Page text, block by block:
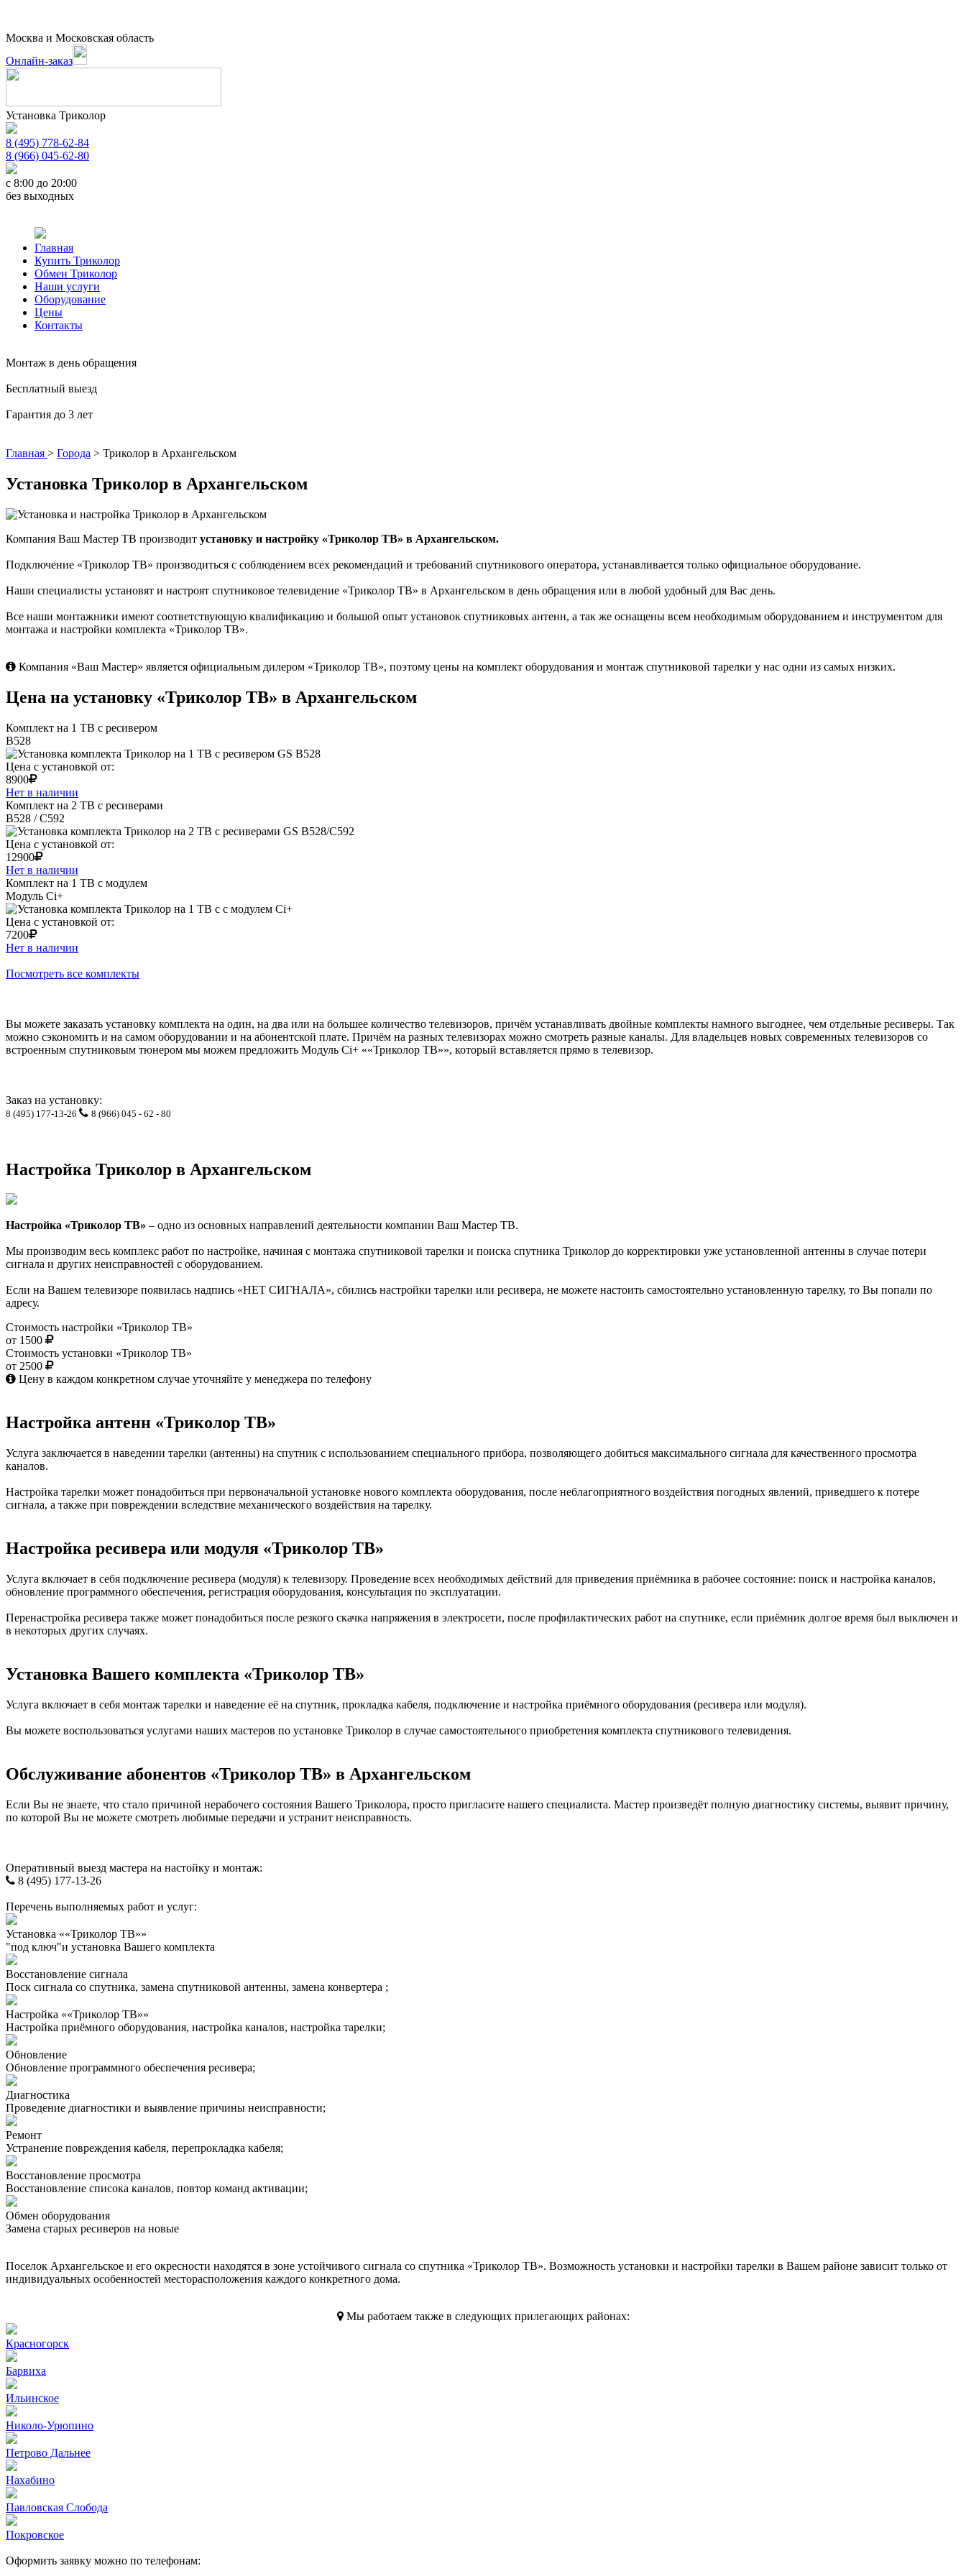
Москва и Московская область
Онлайн-заказ
Установка Триколор
8 (495) 778-62-84
8 (966) 045-62-80
c 8:00 до 20:00
без выходных
Главная
Купить Триколор
Обмен Триколор
Наши услуги
Оборудование
Цены
Контакты
Монтаж в день обращения
Бесплатный выезд
Гарантия до 3 лет
Главная > Города > Триколор в Архангельском
Установка Триколор в Архангельском
Компания Ваш Мастер ТВ производит установку и настройку «Триколор ТВ» в Архангельском.
Подключение «Триколор ТВ» производиться с соблюдением всех рекомендаций и требований спутникового оператора, устанавливается только официальное оборудование.
Наши специалисты установят и настроят спутниковое телевидение «Триколор ТВ» в Архангельском в день обращения или в любой удобный для Вас день.
Все наши монтажники имеют соответствующую квалификацию и большой опыт установок спутниковых антенн, а так же оснащены всем необходимым оборудованием и инструментом для
монтажа и настройки комплекта «Триколор ТВ».
Компания «Ваш Мастер» является официальным дилером «Триколор ТВ», поэтому цены на комплект оборудования и монтаж спутниковой тарелки у нас одни из самых низких.
Цена на установку «Триколор ТВ» в Архангельском
Комплект на 1 ТВ с ресивером
B528
Цена с установкой от:
8900
Нет в наличии
Комплект на 2 ТВ с ресиверами
B528 / C592
Цена с установкой от:
12900
Нет в наличии
Комплект на 1 ТВ с модулем
Модуль Ci+
Цена с установкой от:
7200
Нет в наличии
Посмотреть все комплекты
Вы можете заказать установку комплекта на один, на два или на большее количество телевизоров, причём устанавливать двойные комплекты намного выгоднее, чем отдельные ресиверы. Так
можно сэкономить и на самом оборудовании и на абонентской плате. Причём на разных телевизорах можно смотреть разные каналы. Для владельцев новых современных телевизоров со
встроенным спутниковым тюнером мы можем предложить Модуль Ci+ ««Триколор ТВ»», который вставляется прямо в телевизор.
Заказ на установку:
8 (495) 177-13-26 8 (966) 045 - 62 - 80
Настройка Триколор в Архангельском
Настройка «Триколор ТВ» – одно из основных направлений деятельности компании Ваш Мастер ТВ.
Мы производим весь комплекс работ по настройке, начиная с монтажа спутниковой тарелки и поиска спутника Триколор до корректировки уже установленной антенны в случае потери
сигнала и других неисправностей с оборудованием.
Если на Вашем телевизоре появилась надпись «НЕТ СИГНАЛА», сбились настройки тарелки или ресивера, не можете настоить самостоятельно установленную тарелку, то Вы попали по
адресу.
Стоимость настройки «Триколор ТВ»
от 1500
Стоимость установки «Триколор ТВ»
от 2500
Цену в каждом конкретном случае уточняйте у менеджера по телефону
Настройка антенн «Триколор ТВ»
Услуга заключается в наведении тарелки (антенны) на спутник с использованием специального прибора, позволяющего добиться максимального сигнала для качественного просмотра
каналов.
Настройка тарелки может понадобиться при первоначальной установке нового комплекта оборудования, после неблагоприятного воздействия погодных явлений, приведшего к потере
сигнала, а также при повреждении вследствие механического воздействия на тарелку.
Настройка ресивера или модуля «Триколор ТВ»
Услуга включает в себя подключение ресивера (модуля) к телевизору. Проведение всех необходимых действий для приведения приёмника в рабочее состояние: поиск и настройка каналов,
обновление программного обеспечения, регистрация оборудования, консультация по эксплуатации.
Перенастройка ресивера также может понадобиться после резкого скачка напряжения в электросети, после профилактических работ на спутнике, если приёмник долгое время был выключен и
в некоторых других случаях.
Установка Вашего комплекта «Триколор ТВ»
Услуга включает в себя монтаж тарелки и наведение её на спутник, прокладка кабеля, подключение и настройка приёмного оборудования (ресивера или модуля).
Вы можете воспользоваться услугами наших мастеров по установке Триколор в случае самостоятельного приобретения комплекта спутникового телевидения.
Обслуживание абонентов «Триколор ТВ» в Архангельском
Если Вы не знаете, что стало причиной нерабочего состояния Вашего Триколора, просто пригласите нашего специалиста. Мастер произведёт полную диагностику системы, выявит причину,
по которой Вы не можете смотреть любимые передачи и устранит неисправность.
Оперативный выезд мастера на настойку и монтаж:
8 (495) 177-13-26
Перечень выполняемых работ и услуг:
Установка ««Триколор ТВ»»
"под ключ"и установка Вашего комплекта
Восстановление сигнала
Поск сигнала со спутника, замена спутниковой антенны, замена конвертера ;
Настройка ««Триколор ТВ»»
Настройка приёмного оборудования, настройка каналов, настройка тарелки;
Обновление
Обновление программного обеспечения ресивера;
Диагностика
Проведение диагностики и выявление причины неисправности;
Ремонт
Устранение повреждения кабеля, перепрокладка кабеля;
Восстановление просмотра
Восстановление списока каналов, повтор команд активации;
Обмен оборудования
Замена старых ресиверов на новые
Поселок Архангельское и его окресности находятся в зоне устойчивого сигнала со спутника «Триколор ТВ». Возможность установки и настройки тарелки в Вашем районе зависит только от
индивидуальных особенностей месторасположения каждого конкретного дома.
Мы работаем также в следующих прилегающих районах:
Красногорск
Барвиха
Ильинское
Николо-Урюпино
Петрово Дальнее
Нахабино
Павловская Слобода
Покровское
Оформить заявку можно по телефонам: